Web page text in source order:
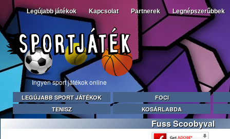
Legújabb játékok Kapcsolat Partnerek Legnépszerűbbek
Ingyen sport játékok online
LEGÚJABB SPORT JÁTÉKOK
FOCI
TENISZ
KOSÁRLABDA
Fuss Scoobyval